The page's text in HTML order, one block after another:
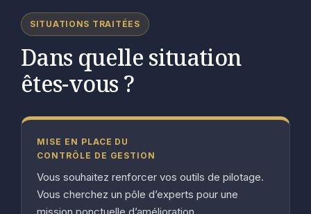
SITUATIONS TRAITÉES
Dans quelle situation
êtes-vous ?
MISE EN PLACE DU
CONTRÔLE DE GESTION
Vous souhaitez renforcer vos outils de pilotage.
Vous cherchez un pôle d’experts pour une